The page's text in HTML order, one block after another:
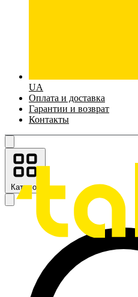
UA
Оплата и доставка
Гарантии и возврат
Контакты
Каталог